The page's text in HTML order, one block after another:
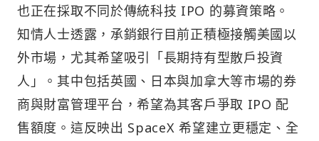
也正在採取不同於傳統科技 IPO 的募資策略。
知情人士透露，承銷銀行目前正積極接觸美國以
外市場，尤其希望吸引「長期持有型散戶投資
人」。其中包括英國、日本與加拿大等市場的券
商與財富管理平台，希望為其客戶爭取 IPO 配
售額度。這反映出 SpaceX 希望建立更穩定、全